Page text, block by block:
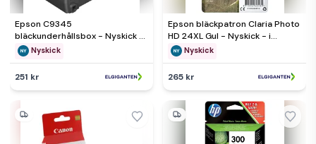
Epson C9345
bläckunderhållsbox - Nyskick - i
originalförpackning
Nyskick
251 kr
Epson bläckpatron Claria Photo
HD 24XL Gul - Nyskick - i
originalförpackning
Nyskick
265 kr